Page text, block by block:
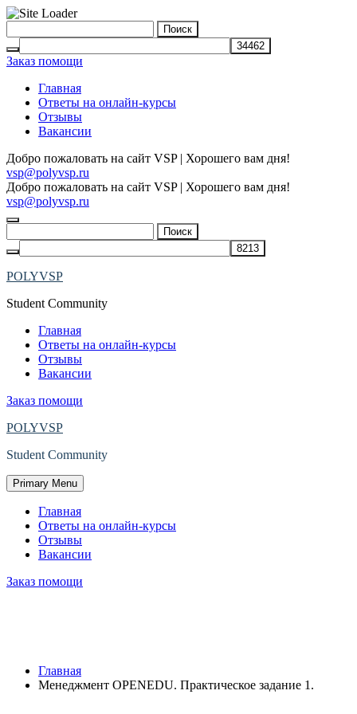
to
content
Заказ помощи
Главная
Ответы на онлайн-курсы
Отзывы
Вакансии
Добро пожаловать на сайт VSP | Хорошего вам дня!
vsp@polyvsp.ru
Добро пожаловать на сайт VSP | Хорошего вам дня!
vsp@polyvsp.ru
POLYVSP
Student Community
Главная
Ответы на онлайн-курсы
Отзывы
Вакансии
Заказ помощи
POLYVSP
Student Community
Primary Menu
Главная
Ответы на онлайн-курсы
Отзывы
Вакансии
Заказ помощи
Главная
Менеджмент OPENEDU. Практическое задание 1.